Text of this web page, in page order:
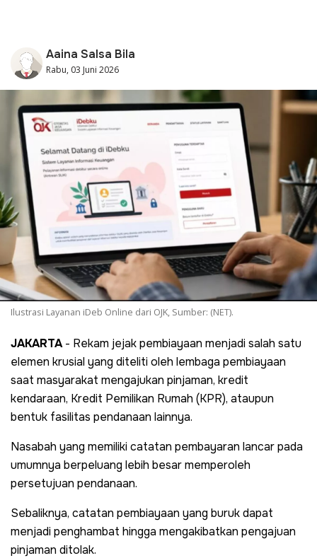
Aaina Salsa Bila
Rabu, 03 Juni 2026
Ilustrasi Layanan iDeb Online dari OJK, Sumber: (NET).
JAKARTA- Rekam jejak pembiayaan menjadi salah satu
elemen krusial yang diteliti oleh lembaga pembiayaan
saat masyarakat mengajukan pinjaman, kredit
kendaraan, Kredit Pemilikan Rumah (KPR), ataupun
bentuk fasilitas pendanaan lainnya.
Nasabah yang memiliki catatan pembayaran lancar pada
umumnya berpeluang lebih besar memperoleh
persetujuan pendanaan.
Sebaliknya, catatan pembiayaan yang buruk dapat
menjadi penghambat hingga mengakibatkan pengajuan
pinjaman ditolak.